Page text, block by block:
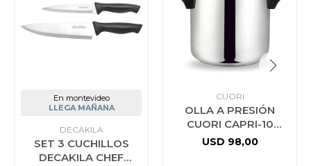
En montevideo
LLEGA MAÑANA
DECAKILA
SET 3 CUCHILLOS
DECAKILA CHEF
CUORI
OLLA A PRESIÓN
CUORI CAPRI-10
ACERO INOX.
USD 98,00